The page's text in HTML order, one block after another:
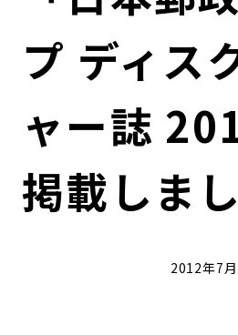
コンプライアンス
ガバナンス
コンダクト向上の取組み
ローカル共創イニシアティブ
個人投資家のみなさまへ
株式情報
財務情報・IR資料
IRニュース
担当役員メッセージ
サステナビリティマネジメント
持続可能な金融のフレームワーク
環境
プ ディス
ャー誌
掲載しま
2012年7